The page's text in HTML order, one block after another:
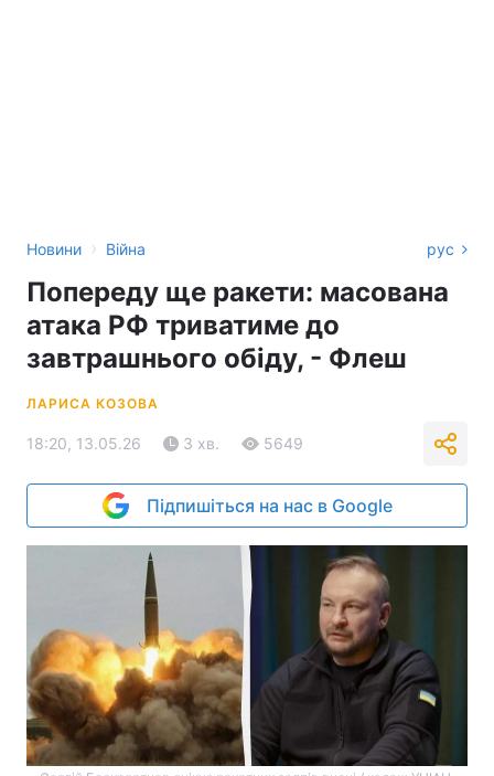
Новини › Війна рус
Попереду ще ракети: масована
атака РФ триватиме до
завтрашнього обіду, - Флеш
ЛАРИСА КОЗОВА
18:20, 13.05.26 3 хв. 5649
Підпишіться на нас в Google